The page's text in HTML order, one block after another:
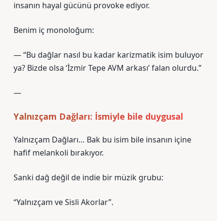
insanın hayal gücünü provoke ediyor.
Benim iç monoloğum:
— “Bu dağlar nasıl bu kadar karizmatik isim buluyor
ya? Bizde olsa ‘İzmir Tepe AVM arkası’ falan olurdu.”
—
Yalnızçam Dağları: İsmiyle bile duygusal
Yalnızçam Dağları… Bak bu isim bile insanın içine
hafif melankoli bırakıyor.
Sanki dağ değil de indie bir müzik grubu:
“Yalnızçam ve Sisli Akorlar”.